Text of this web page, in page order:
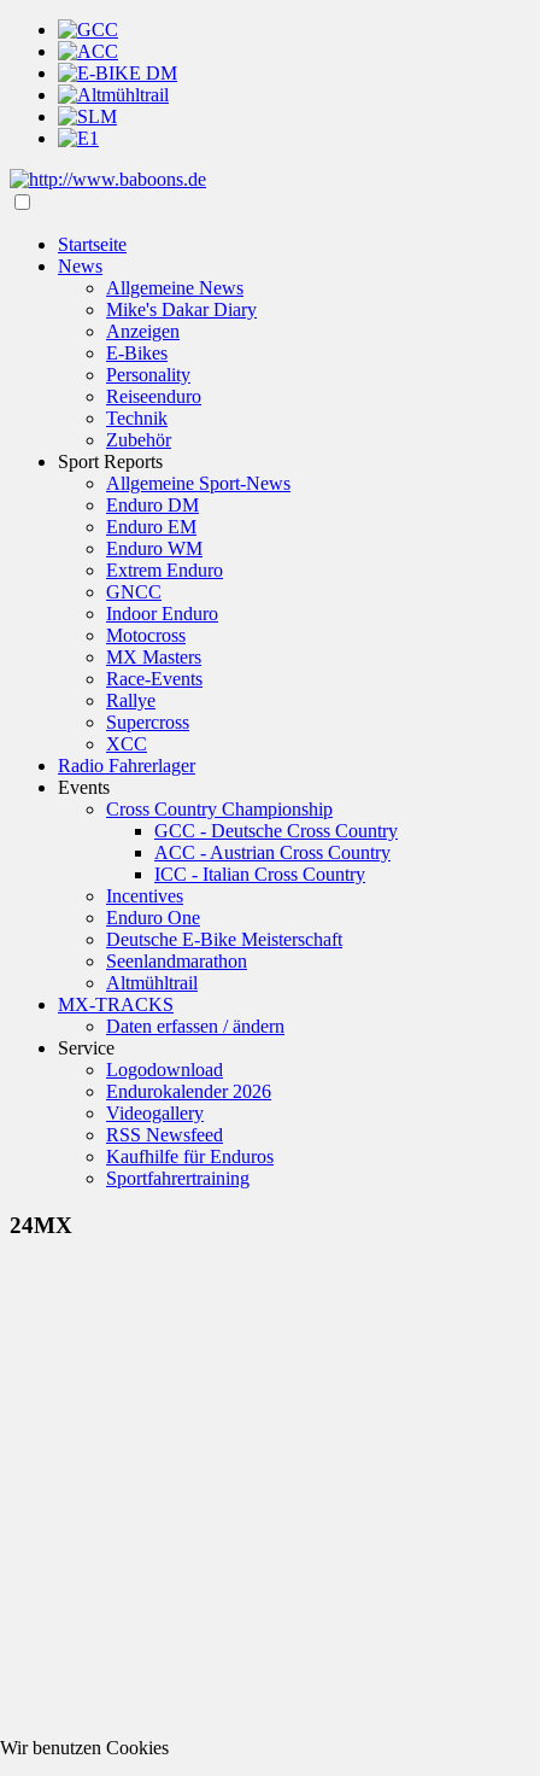
Startseite
News
Allgemeine News
Mike's Dakar Diary
Anzeigen
E-Bikes
Personality
Reiseenduro
Technik
Zubehör
Sport Reports
Allgemeine Sport-News
Enduro DM
Enduro EM
Enduro WM
Extrem Enduro
GNCC
Indoor Enduro
Motocross
MX Masters
Race-Events
Rallye
Supercross
XCC
Radio Fahrerlager
Events
Cross Country Championship
GCC - Deutsche Cross Country
ACC - Austrian Cross Country
ICC - Italian Cross Country
Incentives
Enduro One
Deutsche E-Bike Meisterschaft
Seenlandmarathon
Altmühltrail
MX-TRACKS
Daten erfassen / ändern
Service
Logodownload
Endurokalender 2026
Videogallery
RSS Newsfeed
Kaufhilfe für Enduros
Sportfahrertraining
24MX
Wir benutzen Cookies